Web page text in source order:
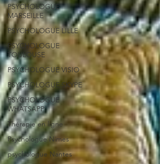
PSYCHOLOGUE
MARSEILLE
PSYCHOLOGUE LILLE
PSYCHOLOGUE
TOULOUSE
PSYCHOLOGUE VISIO
PSYCHOLOGUE SKYPE
PSYCHOLOGUE
WHATSAPP
Thérapie en ligne
Psychologue Nimes
psychologue Nantes